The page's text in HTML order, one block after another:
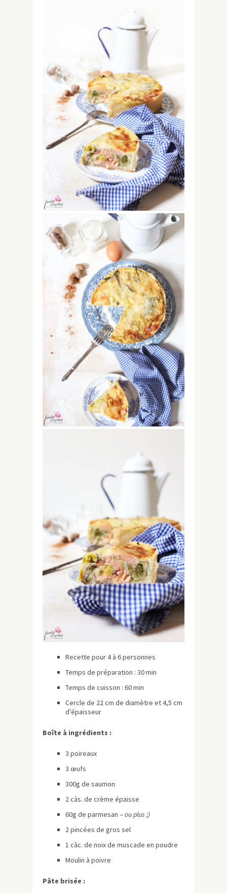
Recette pour 4 à 6 personnes
Temps de préparation : 30 min
Temps de cuisson : 60 min
Cercle de 22 cm de diamètre et 4,5 cm
d’épaisseur
Boîte à ingrédients :
3 poireaux
3 œufs
300g de saumon
2 càs. de crème épaisse
60g de parmesan –ou plus ;)
2 pincées de gros sel
1 càc. de noix de muscade en poudre
Moulin à poivre
Pâte brisée :